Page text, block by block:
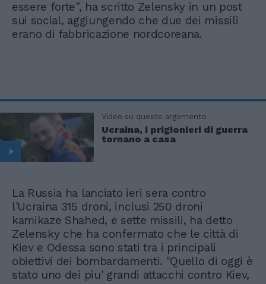
essere forte", ha scritto Zelensky in un post
sui social, aggiungendo che due dei missili
erano di fabbricazione nordcoreana.
Video su questo argomento
Ucraina, i prigionieri di guerra
tornano a casa
La Russia ha lanciato ieri sera contro
l'Ucraina 315 droni, inclusi 250 droni
kamikaze Shahed, e sette missili, ha detto
Zelensky che ha confermato che le città di
Kiev e Odessa sono stati tra i principali
obiettivi dei bombardamenti. "Quello di oggi è
stato uno dei piu' grandi attacchi contro Kiev,